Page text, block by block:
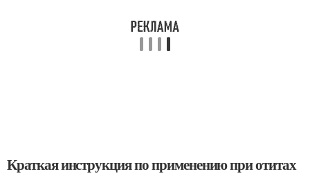
Краткая инструкция по применению при отитах